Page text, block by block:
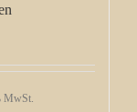
MwSt.